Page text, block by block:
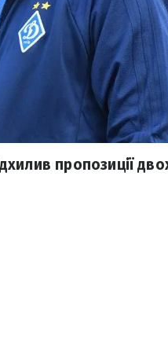
пропозиції